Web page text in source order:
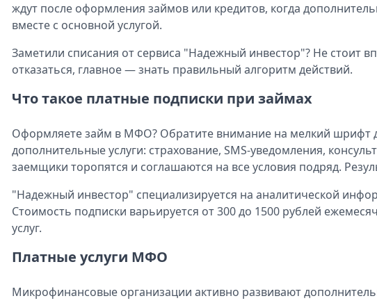
ждут после оформления займов или кредитов, когда
вместе с основной услугой.
Заметили списания от сервиса "Надежный инвестор"? Не стоит
отказаться, главное — знать правильный алгоритм действий.
Что такое платные подписки при займах
Оформляете займ в МФО? Обратите внимание на мелкий шрифт
дополнительные услуги: страхование, SMS-уведомления,
заемщики торопятся и соглашаются на все условия подряд.
"Надежный инвестор" специализируется на аналитической
Стоимость подписки варьируется от 300 до 1500 рублей
услуг.
Платные услуги МФО
Микрофинансовые организации активно развивают